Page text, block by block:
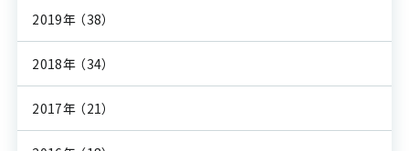
2019年 （38）
2018年 （34）
2017年 （21）